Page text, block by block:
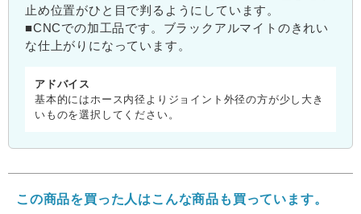
止め位置がひと目で判るようにしています。
■CNCでの加工品です。ブラックアルマイトのきれい
な仕上がりになっています。
アドバイス
基本的にはホース内径よりジョイント外径の方が少し大き
いものを選択してください。
この商品を買った人はこんな商品も買っています。